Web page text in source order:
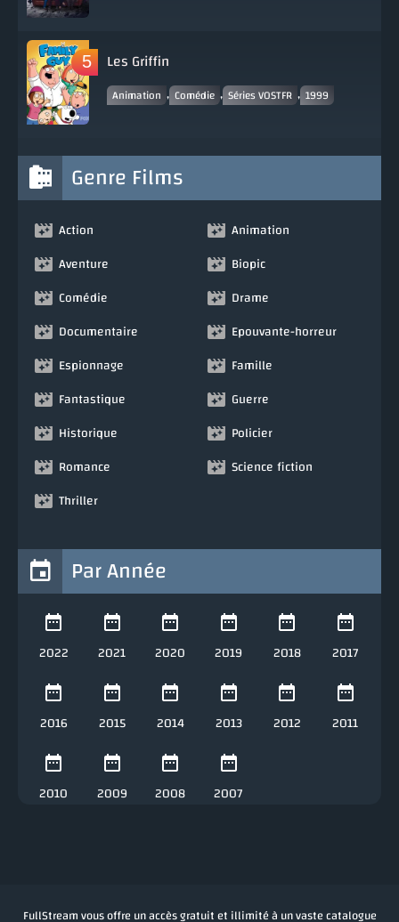
Les Griffin
Animation , Comédie , Séries VOSTFR , 1999
Genre Films
Action
Animation
Aventure
Biopic
Comédie
Drame
Documentaire
Epouvante-horreur
Espionnage
Famille
Fantastique
Guerre
Historique
Policier
Romance
Science fiction
Thriller
Par Année
2022 2021 2020 2019 2018 2017
2016 2015 2014 2013 2012 2011
2010 2009 2008 2007
FullStream vous offre un accès gratuit et illimité à un vaste catalogue